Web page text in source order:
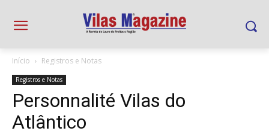
Início Registros e Notas
Registros e Notas
Personnalité Vilas do
Atlântico